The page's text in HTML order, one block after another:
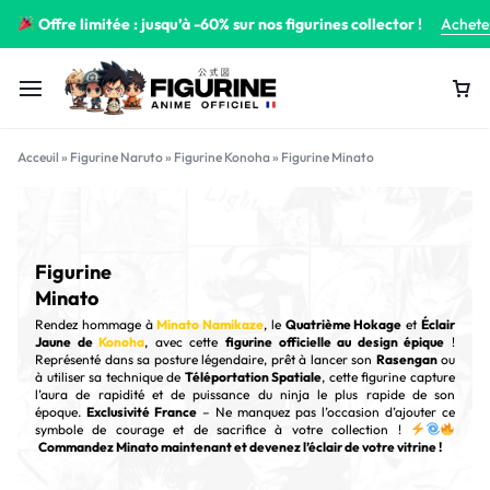
Offre limitée : jusqu’à -60% sur nos figurines collector !
Acceuil » Figurine Naruto» Figurine Konoha» Figurine Minato
Figurine
Minato
Rendez hommage àMinato Namikaze, le Quatrième Hokage etÉclair
Jaune deKonoha, avec cettefigurine officielle au design épique !
Représenté dans sa posture légendaire, prêt à lancer son Rasenganou
à utiliser sa technique de Téléportation Spatiale, cette figurine capture
l’aura de rapidité et de puissance du ninja le plus rapide de son
époque. Exclusivité France – Ne manquez pas l’occasion d’ajouter ce
symbole de courage et de sacrifice à votre collection !
Commandez Minato maintenant et devenez l’éclair de votre vitrine !